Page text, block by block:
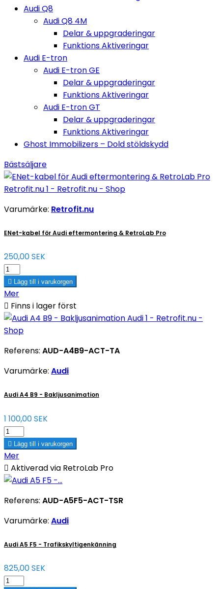
Audi Q8
Audi Q8 4M
Delar & uppgraderingar
Funktions Aktiveringar
Audi E-tron
Audi E-tron GE
Delar & uppgraderingar
Funktions Aktiveringar
Audi E-tron GT
Delar & uppgraderingar
Funktions Aktiveringar
Ghost Immobilizers – Dold stöldskydd
Bästsäljare
Varumärke: Retrofit.nu
ENet-kabel för Audi eftermontering & RetroLab Pro
250,00 SEK
 Lägg till i varukorgen
Mer
 Finns i lager först
Referens: AUD-A4B9-ACT-TA
Varumärke: Audi
Audi A4 B9 - Bakljusanimation
1 100,00 SEK
 Lägg till i varukorgen
Mer
 Aktiverad via RetroLab Pro
Referens: AUD-A5F5-ACT-TSR
Varumärke: Audi
Audi A5 F5 - Trafikskyltigenkänning
825,00 SEK